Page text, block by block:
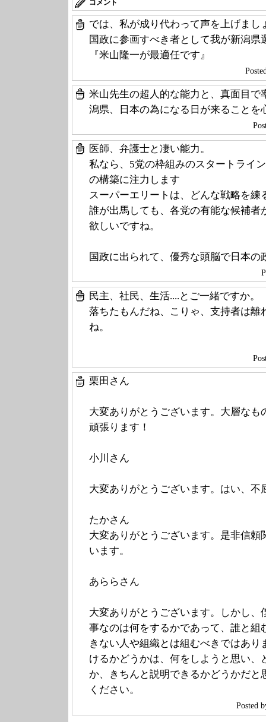
コメント
では、私が成り代わって声を上げまし
国政に参画すべき者として我が新潟県
『米山隆一が最適任です』
米山先生の超人的な能力と、真面目で
潟県、日本の為になる日が来ることを
医師、弁護士と凄い能力。
私なら、5党の枠組みのスタートライ
の構築に注力します
スーパーエリートは、どんな戦略を練
誰が出馬しても、各党の有能な候補者
欲しいですね。
国政に出られて、優秀な頭脳で日本
民主、社民、生活....とご一緒ですか。
落ちたもんだね、こりゃ、支持者は離
ね。
栗田さん
大変ありがとうございます。大層なも
頑張ります！
小川さん
大変ありがとうございます。はい、不
たかさん
大変ありがとうございます。是非信頼
います。
あららさん
大変ありがとうございます。しかし、
事なのは何をするかであって、誰と組
きない人や組織とは組むべきではあ
けるかどうかは、何をしようと思い、
か、きちんと説明できるかどうかだと
ください。
Posted